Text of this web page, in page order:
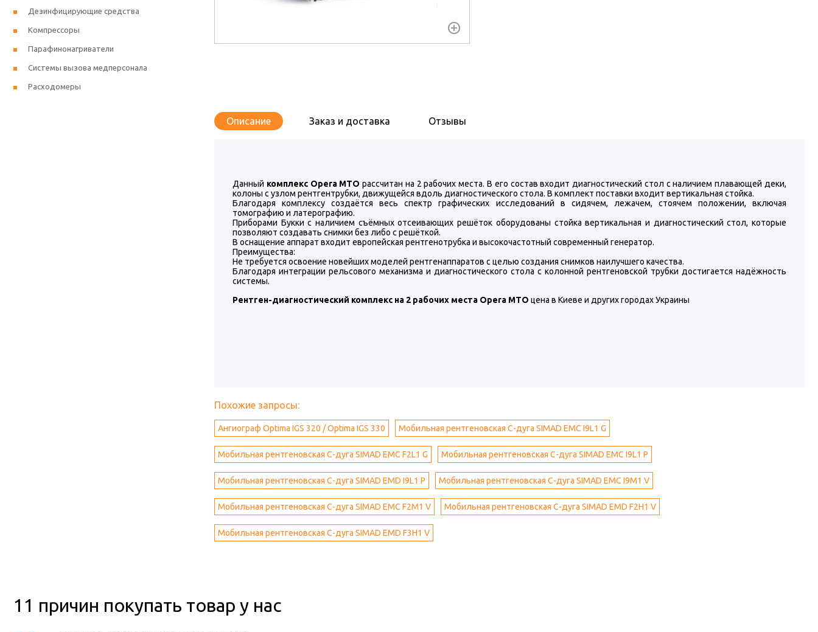
Описание Заказ и доставка Отзывы
Данный комплекс Opera MTO рассчитан на 2 рабочих места. В его состав входит диагностический стол с наличием плавающей деки,
колоны с узлом рентгентрубки, движущейся вдоль диагностического стола. В комплект поставки входит вертикальная стойка.
Благодаря комплексу создаётся весь спектр графических исследований в сидячем, лежачем, стоячем положении, включая
томографию и латерографию.
Приборами Букки с наличием съёмных отсеивающих решёток оборудованы стойка вертикальная и диагностический стол, которые
позволяют создавать снимки без либо с решёткой.
В оснащение аппарат входит европейская рентгенотрубка и высокочастотный современный генератор.
Преимущества:
Не требуется освоение новейших моделей рентгенаппаратов с целью создания снимков наилучшего качества.
Благодаря интеграции рельсового механизма и диагностического стола с колонной рентгеновской трубки достигается надёжность
системы.
Рентген-диагностический комплекс на 2 рабочих места Opera MTO цена в Киеве и других городах Украины
Похожие запросы:
Ангиограф Optima IGS 320 / Optima IGS 330 Мобильная рентгеновская С-дуга SIMAD EMC I9L1 G
Мобильная рентгеновская С-дуга SIMAD EMC F2L1 G Мобильная рентгеновская С-дуга SIMAD EMC I9L1 P
Мобильная рентгеновская С-дуга SIMAD EMD I9L1 P Мобильная рентгеновская С-дуга SIMAD EMC I9M1 V
Мобильная рентгеновская С-дуга SIMAD EMC F2M1 V Мобильная рентгеновская С-дуга SIMAD EMD F2H1 V
Мобильная рентгеновская С-дуга SIMAD EMD F3H1 V
Дезинфицирующие средства
Компрессоры
Парафинонагриватели
Системы вызова медперсонала
Расходомеры
11 причин покупать товар у нас